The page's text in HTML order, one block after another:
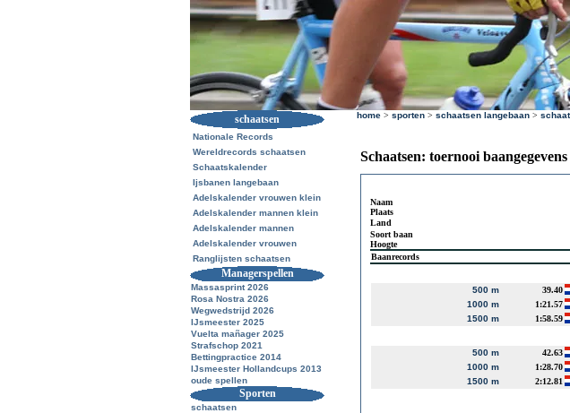
schaatsen
Nationale Records
Wereldrecords schaatsen
Schaatskalender
Ijsbanen langebaan
Adelskalender vrouwen klein
Adelskalender mannen klein
Adelskalender mannen
Adelskalender vrouwen
Ranglijsten schaatsen
Managerspellen
Massasprint 2026
Rosa Nostra 2026
Wegwedstrijd 2026
IJsmeester 2025
Vuelta mañager 2025
Strafschop 2021
Bettingpractice 2014
IJsmeester Hollandcups 2013
oude spellen
Sporten
schaatsen
home > sporten > schaatsen langebaan >
Schaatsen: toernooi
Naam
Plaats
Land
Soort baan
Hoogte
Baanrecords
500 m 39.40
1000 m
1:21.57
1500 m
1:58.59
500 m 42.63
1000 m
1:28.70
1500 m
2:12.81